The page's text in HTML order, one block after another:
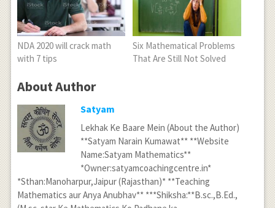
NDA 2020 will crack math
with 7 tips
Six Mathematical Problems
That Are Still Not Solved
About Author
Satyam
Lekhak Ke Baare Mein (About the Author)
**Satyam Narain Kumawat** **Website
Name:Satyam Mathematics**
*Owner:satyamcoachingcentre.in*
*Sthan:Manoharpur,Jaipur (Rajasthan)* **Teaching
Mathematics aur Anya Anubhav** ***Shiksha:**B.sc.,B.Ed.,